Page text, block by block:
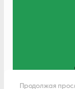
Продолжая